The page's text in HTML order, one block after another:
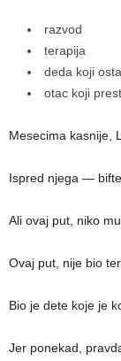
razvod
terapija
deda koji
otac koji
Mesecima kasnije,
Ispred njega —
Ali ovaj put, niko
Ovaj put, nije bio
Bio je dete koje je
Jer ponekad,